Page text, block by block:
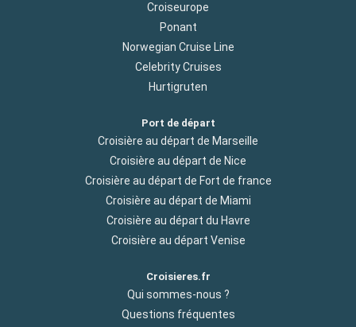
Croiseurope
Ponant
Norwegian Cruise Line
Celebrity Cruises
Hurtigruten
Port de départ
Croisière au départ de Marseille
Croisière au départ de Nice
Croisière au départ de Fort de france
Croisière au départ de Miami
Croisière au départ du Havre
Croisière au départ Venise
Croisieres.fr
Qui sommes-nous ?
Questions fréquentes